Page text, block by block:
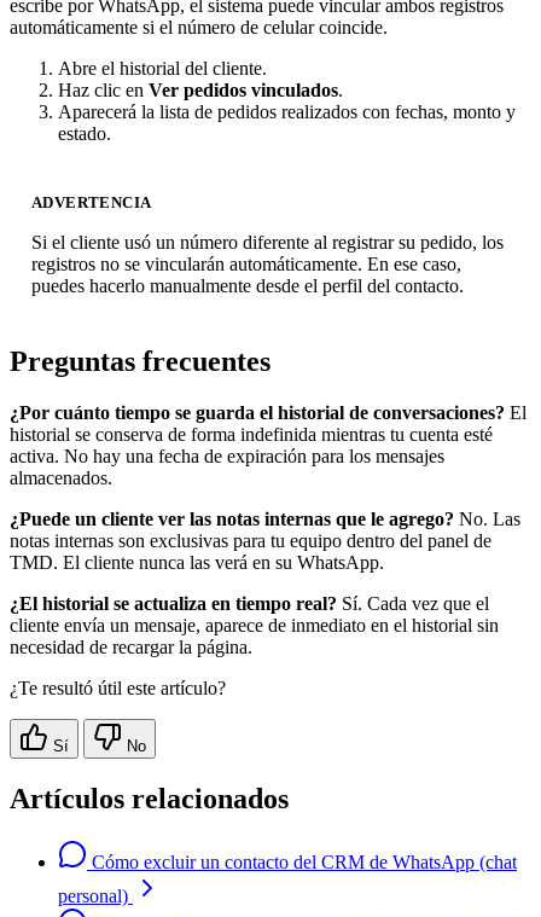
escribe por WhatsApp, el sistema puede vincular ambos registros
automáticamente si el número de celular coincide.
Abre el historial del cliente.
Haz clic en Ver pedidos vinculados.
Aparecerá la lista de pedidos realizados con fechas, monto y
estado.
ADVERTENCIA
Si el cliente usó un número diferente al registrar su pedido, los
registros no se vincularán automáticamente. En ese caso,
puedes hacerlo manualmente desde el perfil del contacto.
Preguntas frecuentes
¿Por cuánto tiempo se guarda el historial de conversaciones? El
historial se conserva de forma indefinida mientras tu cuenta esté
activa. No hay una fecha de expiración para los mensajes
almacenados.
¿Puede un cliente ver las notas internas que le agrego? No. Las
notas internas son exclusivas para tu equipo dentro del panel de
TMD. El cliente nunca las verá en su WhatsApp.
¿El historial se actualiza en tiempo real? Sí. Cada vez que el
cliente envía un mensaje, aparece de inmediato en el historial sin
necesidad de recargar la página.
¿Te resultó útil este artículo?
Sí No
Artículos relacionados
Cómo excluir un contacto del CRM de WhatsApp (chat
personal)